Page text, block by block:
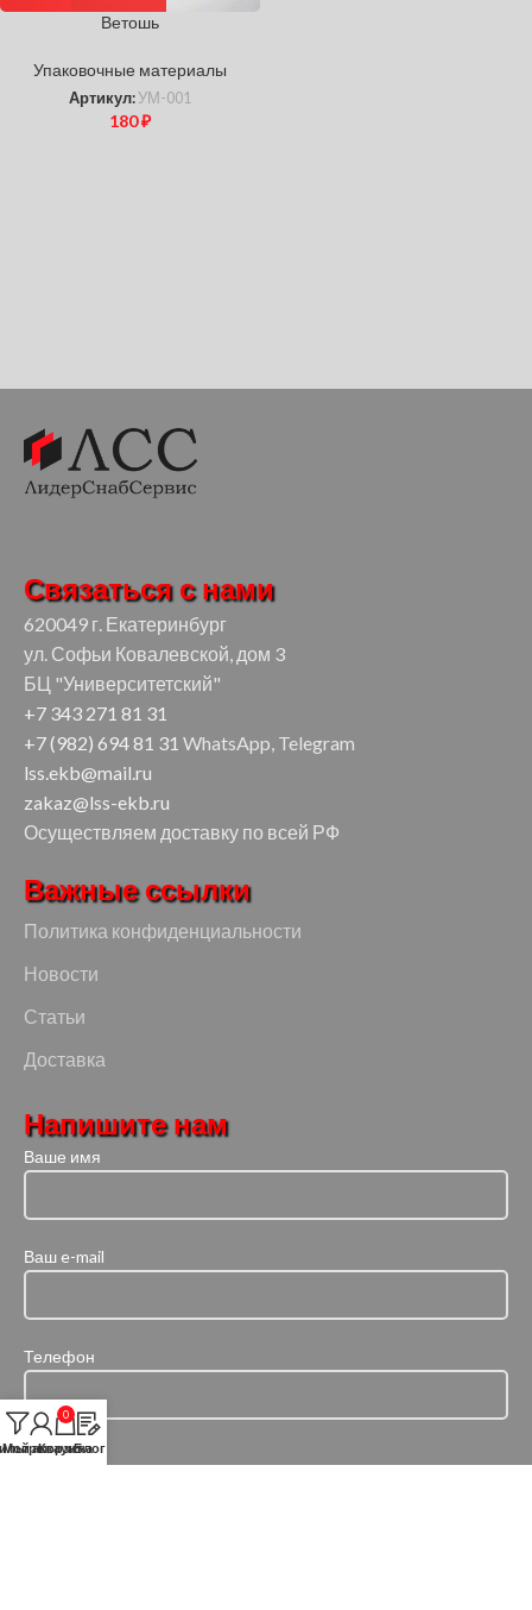
Ветошь
Упаковочные материалы
Артикул: УМ-001
180₽
Связаться с нами
620049 г. Екатеринбург
ул. Софьи Ковалевской, дом 3
БЦ "Университетский"
+7 343 271 81 31
+7 (982) 694 81 31 WhatsApp, Telegram
lss.ekb@mail.ru
zakaz@lss-ekb.ru
Осуществляем доставку по всей РФ
Важные ссылки
Политика конфиденциальности
Новости
Статьи
Доставка
Напишите нам
Ваше имя
Ваш e-mail
Телефон
Мой аккаунт
0
Корзина
Блог